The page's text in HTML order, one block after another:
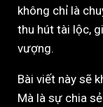
không chỉ là
thu hút tài lộc,
vượng.
Bài viết này sẽ
Mà là sự chia